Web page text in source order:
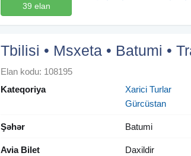
39 elan
Tbilisi • Msxeta • Batumi •
Elan kodu: 108195
Kateqoriya
Xarici Turlar
Gürcüstan
Şəhər Batumi
Avia Bilet Daxildir